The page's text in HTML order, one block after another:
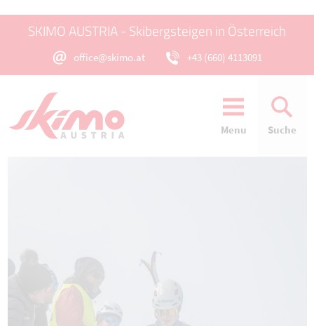
SKIMO AUSTRIA - Skibergsteigen in Österreich
office@skimo.at +43 (660) 4113091
Menu Suche